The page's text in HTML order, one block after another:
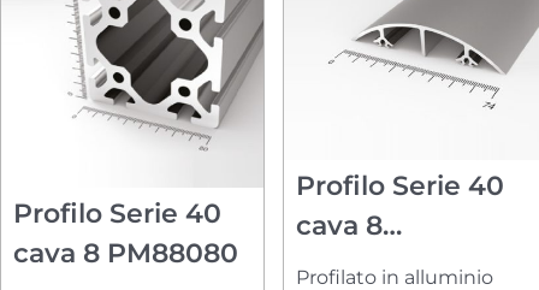
Profilo Serie 40
cava 8 PM88080
Profilo Serie 40
cava 8
PMCA80AP
Profilato in alluminio